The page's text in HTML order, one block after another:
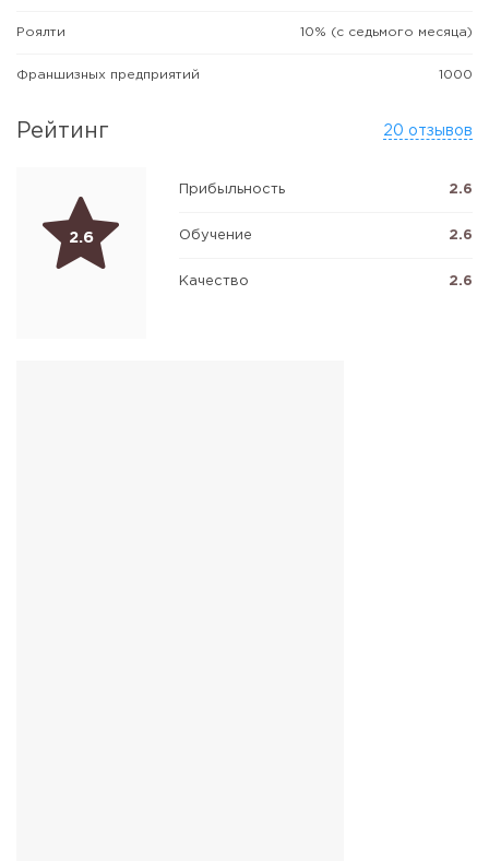
Роялти 10% (с седьмого месяца)
Франшизных предприятий 1000
Рейтинг 20 отзывов
2.6
Прибыльность 2.6
Обучение 2.6
Качество 2.6